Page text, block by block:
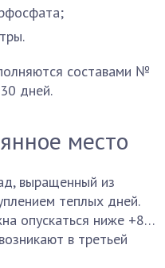
составами №
дней.
место
выращенный из
теплых дней.
опускаться ниже +8…
в третьей